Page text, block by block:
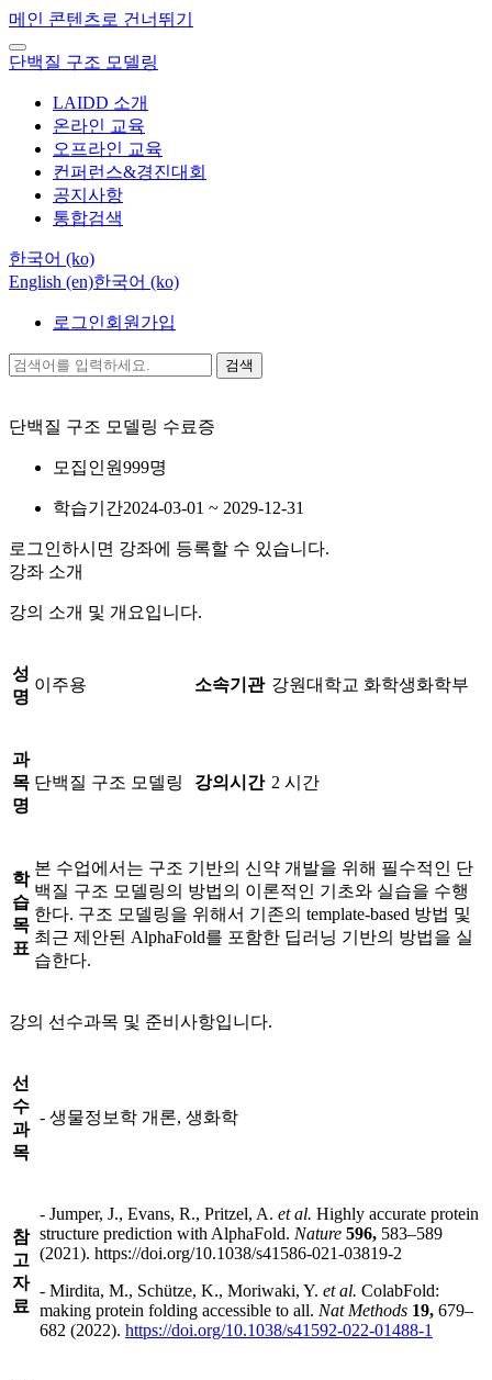
메인 콘텐츠로 건너뛰기
단백질 구조 모델링
LAIDD 소개
온라인 교육
오프라인 교육
컨퍼런스&경진대회
공지사항
통합검색
한국어 ‎(ko)‎
English ‎(en)‎한국어 ‎(ko)‎
로그인회원가입
검색
단백질 구조 모델링 수료증
모집인원999명
학습기간2024-03-01 ~ 2029-12-31
로그인하시면 강좌에 등록할 수 있습니다.
강좌 소개
강의 소개 및 개요입니다.
성
명
이주용 소속기관 강원대학교 화학생화학부
과
목
명
단백질 구조 모델링 강의시간 2 시간
학
습
목
표
본 수업에서는 구조 기반의 신약 개발을 위해 필수적인 단
백질 구조 모델링의 방법의 이론적인 기초와 실습을 수행
한다. 구조 모델링을 위해서 기존의 template-based 방법 및
최근 제안된 AlphaFold를 포함한 딥러닝 기반의 방법을 실
습한다.
강의 선수과목 및 준비사항입니다.
선
수
과
목
- 생물정보학 개론, 생화학
참
고
자
료
- Jumper, J., Evans, R., Pritzel, A. et al. Highly accurate protein
structure prediction with AlphaFold. Nature 596, 583–589
(2021). https://doi.org/10.1038/s41586-021-03819-2
- Mirdita, M., Schütze, K., Moriwaki, Y. et al. ColabFold:
making protein folding accessible to all. Nat Methods 19, 679–
682 (2022). https://doi.org/10.1038/s41592-022-01488-1